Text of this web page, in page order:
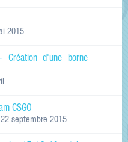
2015
d'une borne
CSGO
septembre 2015